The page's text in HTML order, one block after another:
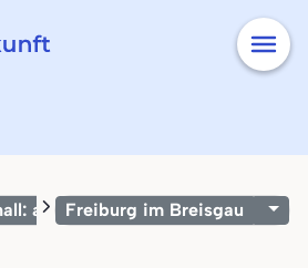
abdominelle / retroperitoneale
Freiburg im Breisgau